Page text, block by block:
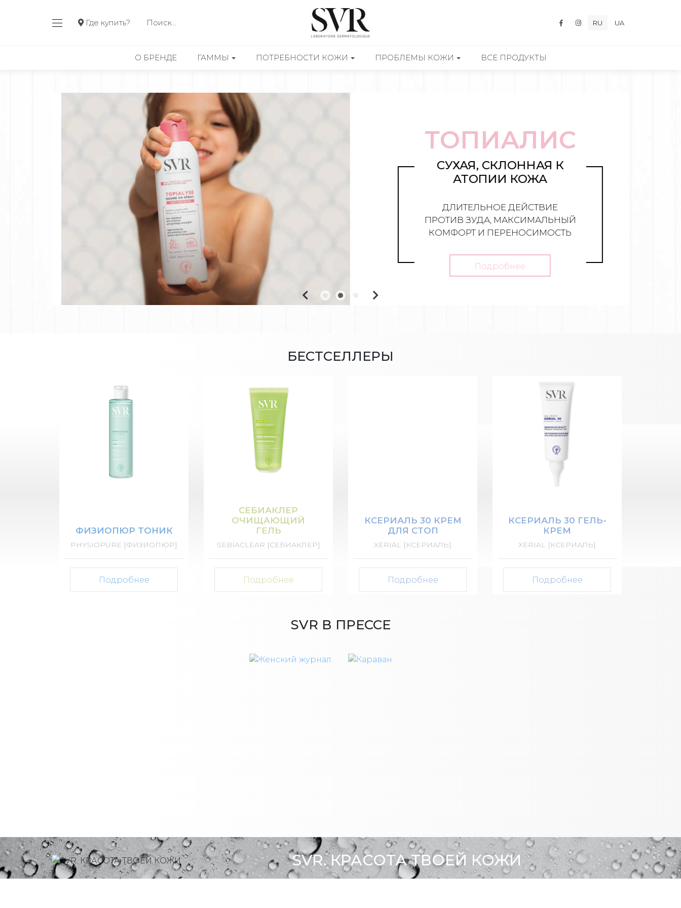
Где купить? RU UA
О БРЕНДЕ ГАММЫ ПОТРЕБНОСТИ КОЖИ ПРОБЛЕМЫ КОЖИ ВСЕ ПРОДУКТЫ
ТОПИАЛИС
СУХАЯ, СКЛОННАЯ К
АТОПИИ КОЖА
ДЛИТЕЛЬНОЕ ДЕЙСТВИЕ
ПРОТИВ ЗУДА, МАКСИМАЛЬНЫЙ
КОМФОРТ И ПЕРЕНОСИМОСТЬ
Подробнее
БЕСТСЕЛЛЕРЫ
ФИЗИОПЮР ТОНИК
PHYSIOPURE [ФИЗИОПЮР]
Подробнее
СЕБИАКЛЕР
ОЧИЩАЮЩИЙ
ГЕЛЬ
SEBIACLEAR [СЕБИАКЛЕР]
Подробнее
КСЕРИАЛЬ 30 КРЕМ
ДЛЯ СТОП
XERIAL [КСЕРИАЛЬ]
Подробнее
КСЕРИАЛЬ 30 ГЕЛЬ-
КРЕМ
XERIAL [КСЕРИАЛЬ]
Подробнее
SVR В ПРЕССЕ
SVR. КРАСОТА ТВОЕЙ КОЖИ